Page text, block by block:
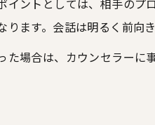
イントとしては、相手の
ります。会話は明るく前向
た場合は、カウンセラーに